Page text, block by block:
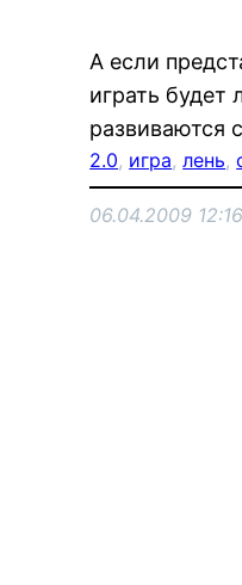
А если
играть будет
развиваются
2.0, игра, лень,
06.04.2009